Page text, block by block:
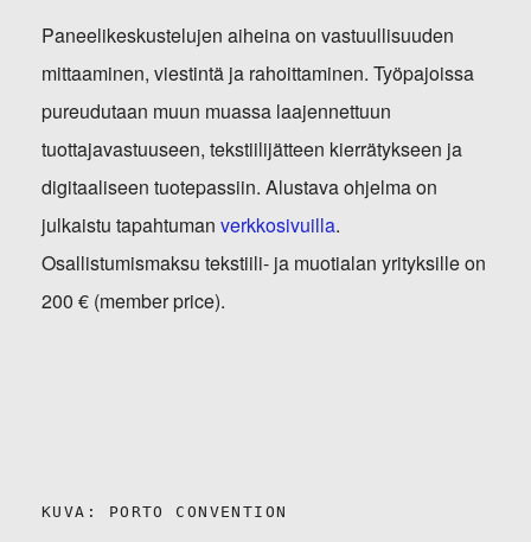
Paneelikeskustelujen aiheina on vastuullisuuden
mittaaminen, viestintä ja rahoittaminen. Työpajoissa
pureudutaan muun muassa laajennettuun
tuottajavastuuseen, tekstiilijätteen kierrätykseen ja
digitaaliseen tuotepassiin. Alustava ohjelma on
julkaistu tapahtuman verkkosivuilla.
Osallistumismaksu tekstiili- ja muotialan yrityksille on
200 € (member price).
KUVA: PORTO CONVENTION